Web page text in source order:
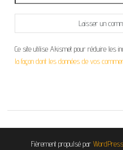
Ce site utilise Akismet pour réduire les
la façon dont les données de vos
Fièrement propulsé par WordPress